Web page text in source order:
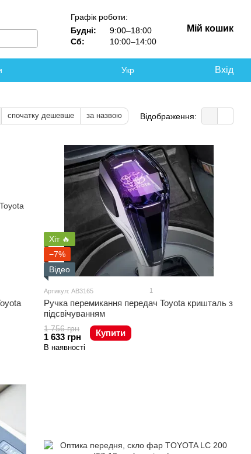
Графік роботи:
Будні:
9:00–18:00
Сб:
10:00–14:00
Мій кошик
Укр Вхід
спочатку дешевше за назвою Відображення:
Хіт 🔥
−7%
Відео
Артикул: AB3165 1
Ручка перемикання передач Toyota кришталь з
підсвічуванням
1 756 грн
1 633 грн Купити
В наявності